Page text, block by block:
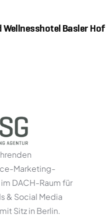
Wellnesshotel Basler Hof
Marketing-
DACH-Raum für
& Social Media
Sitz in Berlin.